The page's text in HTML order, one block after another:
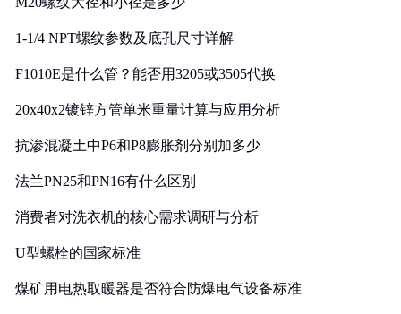
1-1/4 NPT螺纹参数及底孔尺寸详解
F1010E是什么管？能否用3205或3505代换
20x40x2镀锌方管单米重量计算与应用分析
抗渗混凝土中P6和P8膨胀剂分别加多少
法兰PN25和PN16有什么区别
消费者对洗衣机的核心需求调研与分析
U型螺栓的国家标准
煤矿用电热取暖器是否符合防爆电气设备标准